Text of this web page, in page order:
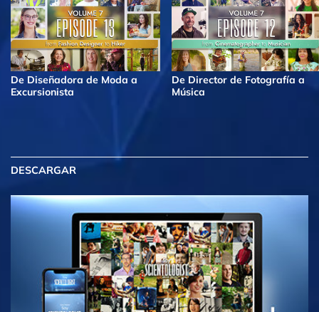
De Diseñadora de Moda a
Excursionista
De Director de Fotografía a
Música
DESCARGAR